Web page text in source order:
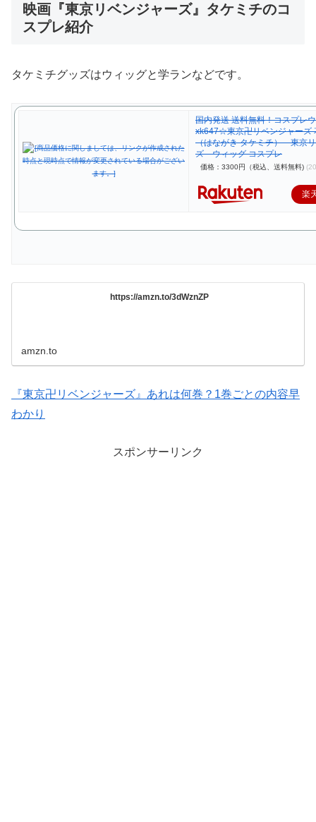
映画『東京リベンジャーズ』タケミチのコ
スプレ紹介
タケミチグッズはウィッグと学ランなどです。
国内発送 送料無料！コスプレ
xk647☆東京卍リベンジャーズ
（はながき タケミチ） 東京
ズ ウィッグ コスプレ
価格：3300円（税込、送料無料)
楽
https://amzn.to/3dWznZP
amzn.to
『東京卍リベンジャーズ』あれは何巻？1巻ごとの内容早
わかり
スポンサーリンク